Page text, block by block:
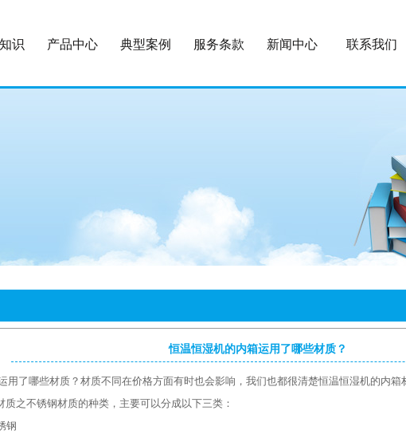
识 产品中心 典型案例 服务条款 新闻中心 联系我们
恒温恒湿机的内箱运用了哪些材质？
用了哪些材质？材质不同在价格方面有时也会影响，我们也都很清楚恒温恒湿机的内箱
质之不锈钢材质的种类，主要可以分成以下三类：
钢